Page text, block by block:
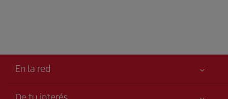
En la red